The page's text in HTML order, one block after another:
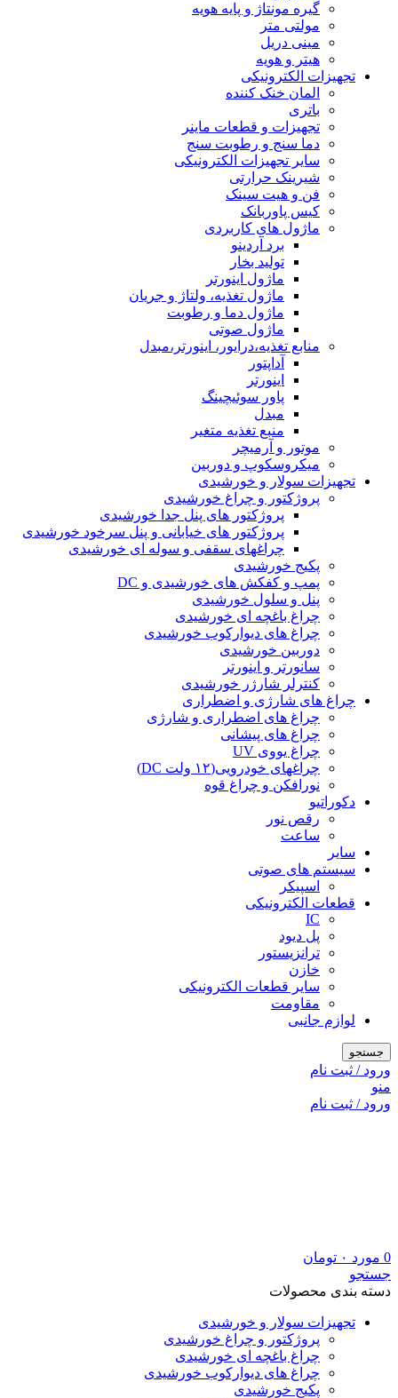
گیره مونتاژ و پایه هویه
مولتی متر
مینی دریل
هیتر و هویه
تجهیزات الکترونیکی
المان خنک کننده
باتری
تجهیزات و قطعات ماینر
دما سنج و رطوبت سنج
سایر تجهیزات الکترونیکی
شیرینک حرارتی
فن و هیت سینک
کیس پاوربانک
ماژول های کاربردی
برد آردینو
تولید بخار
ماژول اینورتر
ماژول تغذیه، ولتاژ و جریان
ماژول دما و رطوبت
ماژول صوتی
منابع تغذیه،درایور، اینورتر،مبدل
آداپتور
اینورتر
پاور سوئیچینگ
مبدل
منبع تغذیه متغیر
موتور و آرمیچر
میکروسکوپ و دوربین
تجهیزات سولار و خورشیدی
پروژکتور و چراغ خورشیدی
پروژکتور های پنل جدا خورشیدی
پروژکتور های خیابانی و پنل سرخود خورشیدی
چراغهای سقفی و سوله ای خورشیدی
پکیج خورشیدی
پمپ و کفکش های خورشیدی و DC
پنل و سلول خورشیدی
چراغ باغچه ای خورشیدی
چراغ های دیوارکوب خورشیدی
دوربین خورشیدی
سانورتر و اینورتر
کنترلر شارژر خورشیدی
چراغ های شارژی و اضطراری
چراغ های اضطراری و شارژی
چراغ های پیشانی
چراغ یووی UV
چراغهای خودرویی(۱۲ ولت DC)
نورافکن و چراغ قوه
دکوراتیو
رقص نور
ساعت
سایر
سیستم های صوتی
اسپیکر
قطعات الکترونیکی
IC
پل دیود
ترانزیستور
خازن
سایر قطعات الکترونیکی
مقاومت
لوازم جانبی
جستجو
ورود / ثبت نام
منو
ورود / ثبت نام
0 مورد ۰ تومان
جستجو
دسته بندی محصولات
تجهیزات سولار و خورشیدی
پروژکتور و چراغ خورشیدی
چراغ باغچه ای خورشیدی
چراغ های دیوارکوب خورشیدی
پکیج خورشیدی